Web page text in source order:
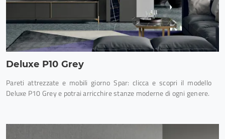
Deluxe P10 Grey
Pareti attrezzate e mobili giorno Spar: clicca e scopri il modello
Deluxe P10 Grey e potrai arricchire stanze moderne di ogni genere.